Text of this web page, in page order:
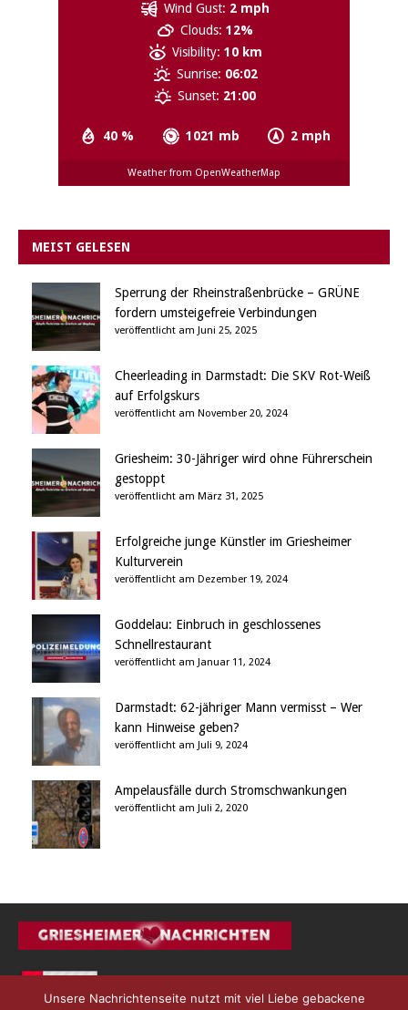
40 % 1021 mb 2 mph
Wind Gust: 2 mph
Clouds: 12%
Visibility: 10 km
Sunrise: 06:02
Sunset: 21:00
Weather from OpenWeatherMap
MEIST GELESEN
Sperrung der Rheinstraßenbrücke – GRÜNE
fordern umsteigefreie Verbindungen
veröffentlicht am Juni 25, 2025
Cheerleading in Darmstadt: Die SKV Rot-Weiß
auf Erfolgskurs
veröffentlicht am November 20, 2024
Griesheim: 30-Jähriger wird ohne Führerschein
gestoppt
veröffentlicht am März 31, 2025
Erfolgreiche junge Künstler im Griesheimer
Kulturverein
veröffentlicht am Dezember 19, 2024
Goddelau: Einbruch in geschlossenes
Schnellrestaurant
veröffentlicht am Januar 11, 2024
Darmstadt: 62-jähriger Mann vermisst – Wer
kann Hinweise geben?
veröffentlicht am Juli 9, 2024
Ampelausfälle durch Stromschwankungen
veröffentlicht am Juli 2, 2020
Unsere Nachrichtenseite nutzt mit viel Liebe gebackene